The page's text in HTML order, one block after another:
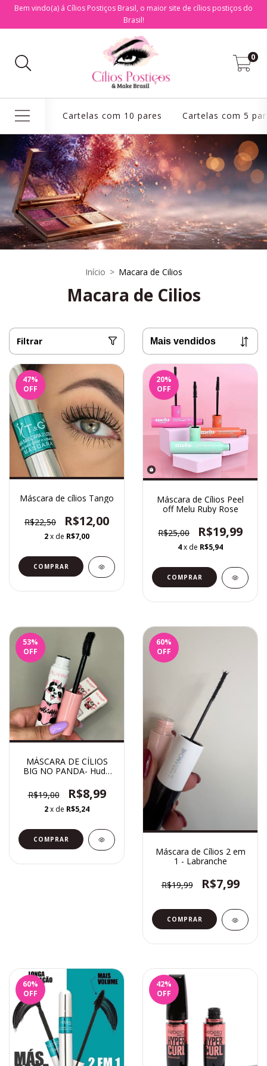
Bem vindo(a) á Cílios Postiços Brasil, o maior site de cílios postiços do
Brasil!
0
Cartelas com 10 pares Cartelas com 5
Início > Macara de Cilios
Macara de Cilios
Filtrar
47%
OFF
Máscara de cílios Tango
R$22,50 R$12,00
2x de R$7,00
20%
OFF
Máscara de Cílios Peel
off Melu Ruby Rose
R$25,00 R$19,99
4x de R$5,94
COMPRAR
53%
OFF
MÁSCARA DE CÍLIOS
BIG NO PANDA- Huda
R$19,00
R$8,99
2x de R$5,24
COMPRAR
60%
OFF
Máscara de Cílios 2 em
1 - Labranche
R$19,99 R$7,99
60%
OFF
42%
OFF